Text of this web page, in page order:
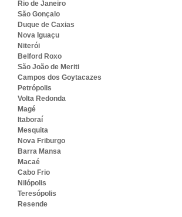
Rio de Janeiro
São Gonçalo
Duque de Caxias
Nova Iguaçu
Niterói
Belford Roxo
São João de Meriti
Campos dos Goytacazes
Petrópolis
Volta Redonda
Magé
Itaboraí
Mesquita
Nova Friburgo
Barra Mansa
Macaé
Cabo Frio
Nilópolis
Teresópolis
Resende